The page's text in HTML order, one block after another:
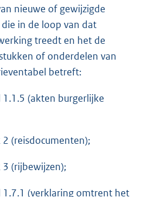
nieuwe of gewijzigde
die in de loop van dat
treedt en het de
of onderdelen van
betreft:
(akten burgerlijke
(reisdocumenten);
(rijbewijzen);
1.7.1 (verklaring omtrent het